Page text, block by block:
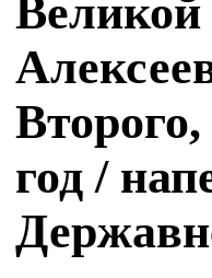
Второго,
год /